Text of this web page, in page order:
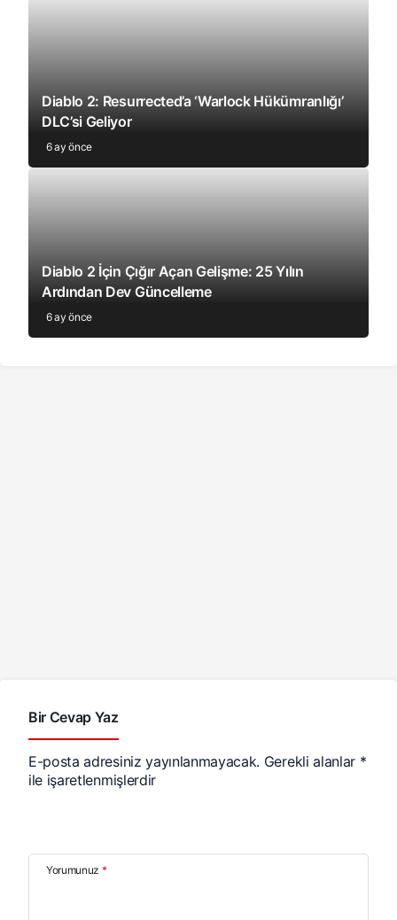
Diablo 2: Resurrected’a ‘Warlock Hükümranlığı’
DLC’si Geliyor
6 ay önce
Diablo 2 İçin Çığır Açan Gelişme: 25 Yılın
Ardından Dev Güncelleme
6 ay önce
Bir Cevap Yaz
E-posta adresiniz yayınlanmayacak. Gerekli alanlar *
ile işaretlenmişlerdir
Yorumunuz *